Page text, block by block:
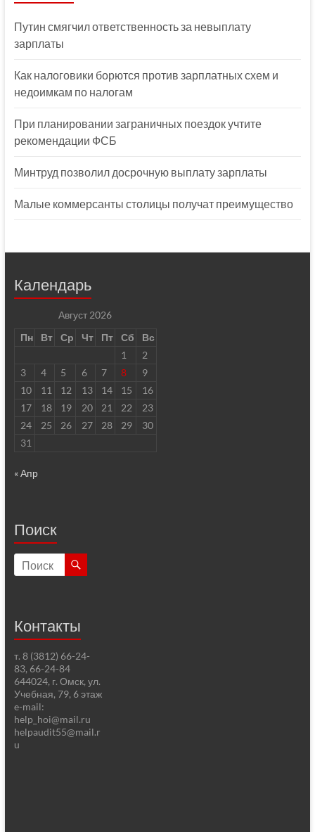
Путин смягчил ответственность за невыплату
зарплаты
Как налоговики борются против зарплатных схем и
недоимкам по налогам
При планировании заграничных поездок учтите
рекомендации ФСБ
Минтруд позволил досрочную выплату зарплаты
Малые коммерсанты столицы получат преимущество
Календарь
Август 2026
Пн
Вт Ср Чт Пт Сб
Вс
1
2
3
4 5 6 7 8
9
10
11 12 13 14 15
16
17
18 19 20 21 22
23
24
25 26 27 28 29
30
31
« Апр
Поиск
Контакты
т. 8 (3812) 66-24-
83, 66-24-84
644024, г. Омск, ул.
Учебная, 79, 6 этаж
e-mail:
help_hoi@mail.ru
helpaudit55@mail.r
u